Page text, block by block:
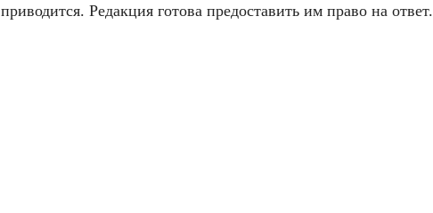
приводится. Редакция готова предоставить им право на ответ.